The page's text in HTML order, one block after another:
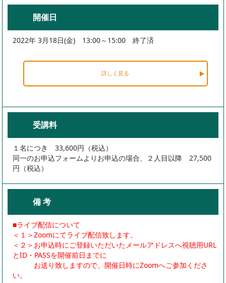
開催日
2022年 3月18日(金) 13:00～15:00 終了済
詳しく見る
受講料
１名につき 33,600円（税込）
同一のお申込フォームよりお申込の場合、２人目以降 27,500
円（税込）
備 考
■ライブ配信について
＜１＞Zoomにてライブ配信致します。
＜２＞お申込時にご登録いただいたメールアドレスへ視聴用URL
とID・PASSを開催前日までに
お送り致しますので、開催日時にZoomへご参加くださ
い。